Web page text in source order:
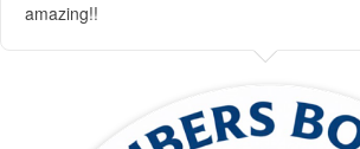
amazing!!